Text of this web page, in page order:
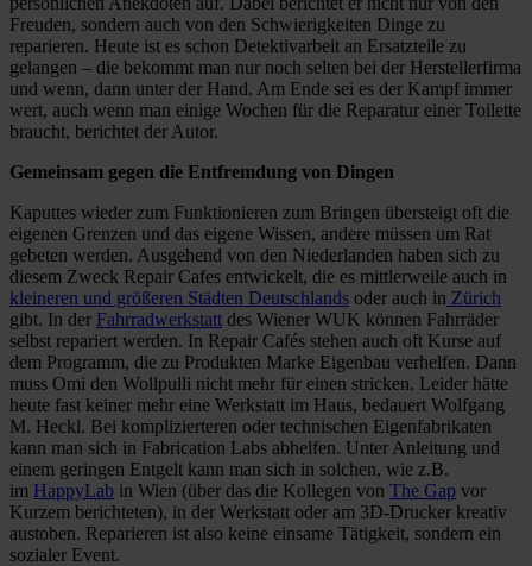
Freuden, sondern auch von den Schwierigkeiten Dinge zu
reparieren. Heute ist es schon Detektivarbeit an Ersatzteile zu
gelangen – die bekommt man nur noch selten bei der Herstellerfirma
und wenn, dann unter der Hand. Am Ende sei es der Kampf immer
wert, auch wenn man einige Wochen für die Reparatur einer Toilette
braucht, berichtet der Autor.
Gemeinsam gegen die Entfremdung von Dingen
Kaputtes wieder zum Funktionieren zum Bringen übersteigt oft die
eigenen Grenzen und das eigene Wissen, andere müssen um Rat
gebeten werden. Ausgehend von den Niederlanden haben sich zu
diesem Zweck Repair Cafes entwickelt, die es mittlerweile auch in
kleineren und größeren Städten Deutschlands oder auch in Zürich
gibt. In der Fahrradwerkstatt des Wiener WUK können Fahrräder
selbst repariert werden. In Repair Cafés stehen auch oft Kurse auf
dem Programm, die zu Produkten Marke Eigenbau verhelfen. Dann
muss Omi den Wollpulli nicht mehr für einen stricken. Leider hätte
heute fast keiner mehr eine Werkstatt im Haus, bedauert Wolfgang
M. Heckl. Bei komplizierteren oder technischen Eigenfabrikaten
kann man sich in Fabrication Labs abhelfen. Unter Anleitung und
einem geringen Entgelt kann man sich in solchen, wie z.B.
im HappyLab in Wien (über das die Kollegen von The Gap vor
Kurzem berichteten), in der Werkstatt oder am 3D-Drucker kreativ
austoben. Reparieren ist also keine einsame Tätigkeit, sondern ein
sozialer Event.